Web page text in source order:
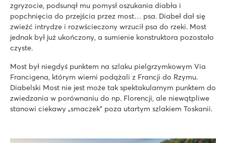
zgryzocie, podsunął mu pomysł oszukania diabła i
popchnięcia do przejścia przez most… psa. Diabeł dał się
zwieźć intrydze i rozwścieczony wrzucił psa do rzeki. Most
jednak był już ukończony, a sumienie konstruktora pozostało
czyste.
Most był niegdyś punktem na szlaku pielgrzymkowym Via
Francigena, którym wierni podążali z Francji do Rzymu.
Diabelski Most nie jest może tak spektakularnym punktem do
zwiedzania w porównaniu do np. Florencji, ale niewątpliwe
stanowi ciekawy „smaczek” poza utartym szlakiem Toskanii.